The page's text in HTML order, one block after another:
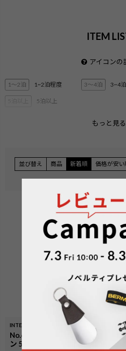
ITEM
アイコンの
1〜2泊 1~2泊程度 3〜4泊 3~4
5泊以上
3Way
無料手荷物サイズ
もっと見る
並び替え 商品 新着順 価格が安い
INTER CITYⅢ
No.60571：フロントオープ
ン 52L 56cm
ン